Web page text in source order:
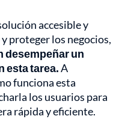
accesible y
proteger los negocios,
desempeñar un
esta tarea.A
funciona esta
los usuarios para
rápida y eficiente.